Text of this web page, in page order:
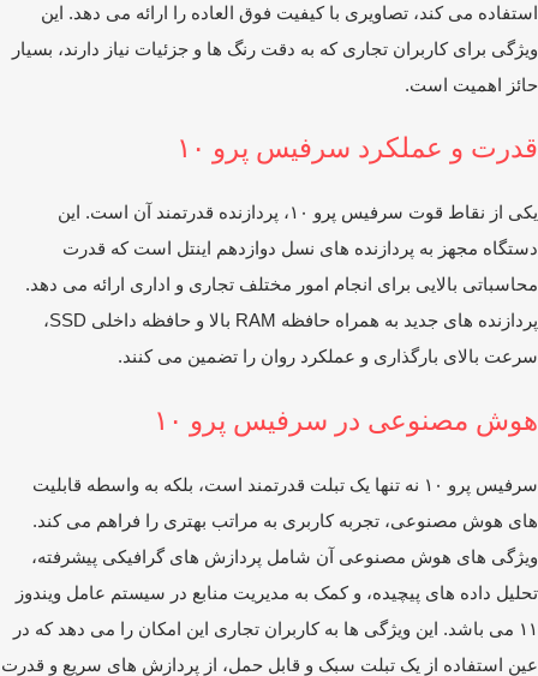
می ‌کند، تصاویری با کیفیت فوق ‌العاده را ارائه می ‌دهد. این
برای کاربران تجاری که به دقت رنگ‌ ها و جزئیات نیاز دارند، بسیار
اهمیت است.
و عملکرد سرفیس پرو ۱۰
یکی از نقاط قوت سرفیس پرو ۱۰، پردازنده قدرتمند آن است. این
مجهز به پردازنده ‌های نسل دوازدهم اینتل است که قدرت
بالایی برای انجام امور مختلف تجاری و اداری ارائه می ‌دهد.
پردازنده ‌های جدید به همراه حافظه RAM بالا و حافظه داخلی SSD،
بالای بارگذاری و عملکرد روان را تضمین می ‌کنند.
مصنوعی در سرفیس پرو ۱۰
سرفیس پرو ۱۰ نه تنها یک تبلت قدرتمند است، بلکه به ‌واسطه قابلیت
هوش مصنوعی، تجربه کاربری به ‌مراتب بهتری را فراهم می ‌کند.
های هوش مصنوعی آن شامل پردازش‌ های گرافیکی پیشرفته،
داده ‌های پیچیده، و کمک به مدیریت منابع در سیستم عامل ویندوز
۱۱ می ‌باشد. این ویژگی‌ ها به کاربران تجاری این امکان را می‌ دهد که در
استفاده از یک تبلت سبک و قابل حمل، از پردازش ‌های سریع و قدرت